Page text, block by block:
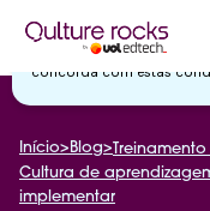
Utilizamos cookies
com a nossaPolítica de
concorda com estas
Início> Blog>
Cultura de
implementar